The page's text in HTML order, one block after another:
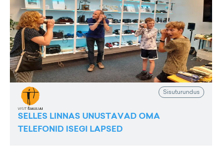
Sisuturundus
SELLES LINNAS UNUSTAVAD OMA
TELEFONID ISEGI LAPSED